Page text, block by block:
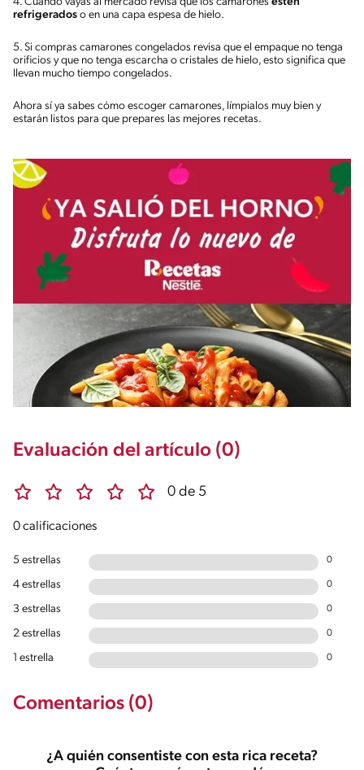
refrigerados o en una capa espesa de hielo.
5. Si compras camarones congelados revisa que el empaque no tenga
orificios y que no tenga escarcha o cristales de hielo, esto significa que
llevan mucho tiempo congelados.
Ahora sí ya sabes cómo escoger camarones, límpialos muy bien y
estarán listos para que prepares las mejores recetas.
Evaluación del artículo (0)
0 de 5
0 calificaciones
5 estrellas 0
4 estrellas 0
3 estrellas 0
2 estrellas 0
1 estrella 0
Comentarios (0)
¿A quién consentiste con esta rica receta?